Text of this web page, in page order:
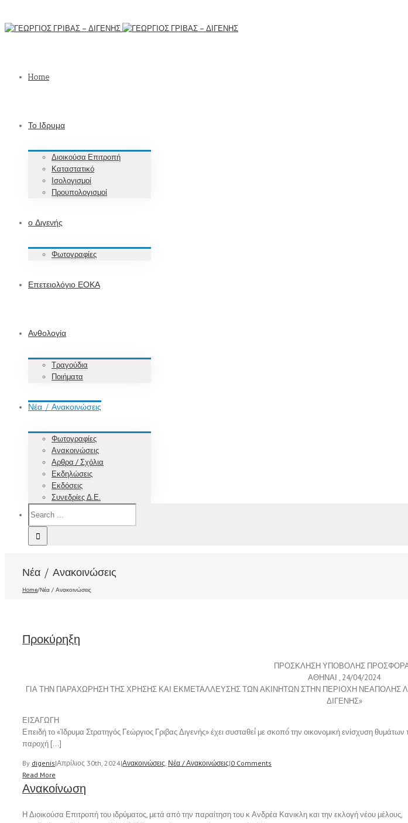
Home
Το Ιδρυμα
Διοικούσα Επιτροπή
Καταστατικό
Ισολογισμοί
Προυπολογισμοί
ο Διγενής
Φωτογραφίες
Επετειολόγιο ΕΟΚΑ
Ανθολογία
Τραγούδια
Ποιήματα
Νέα / Ανακοινώσεις
Φωτογραφίες
Ανακοινώσεις
Αρθρα / Σχόλια
Εκδηλώσεις
Εκδόσεις
Συνεδρίες Δ.Ε.
Νέα / Ανακοινώσεις
Home/Νέα / Ανακοινώσεις
Προκύρηξη
ΠΡΟΣΚΛΗΣΗ ΥΠΟΒΟΛΗΣ
ΑΘΗΝΑΙ , 24/04/2024
ΓΙΑ ΤΗΝ ΠΑΡΑΧΩΡΗΣΗ ΤΗΣ ΧΡΗΣΗΣ ΚΑΙ ΕΚΜΕΤΑΛΛΕΥΣΗΣ ΤΩΝ ΑΚΙΝΗΤΩΝ ΣΤΗΝ ΠΕΡΙΟΧΗ ΝΕΑΠΟΛΗΣ
ΔΙΓΕΝΗΣ»
ΕΙΣΑΓΩΓΗ
Επειδή το «Ίδρυμα Στρατηγός Γεώργιος Γριβας Διγενής» έχει συσταθεί́ με σκοπό́ την οικονομική ενίσχυση
παροχή […]
By digenis|Απρίλιος 30th, 2024|Ανακοινώσεις Νέα / Ανακοινώσεις|0 Comments
Read More
Ανακοίνωση
Η Διοικούσα Επιτροπή του ιδρύματος, μετά από την παραίτηση του κ Ανδρέα Κανικλη και την εκλογή νέου μέλους,